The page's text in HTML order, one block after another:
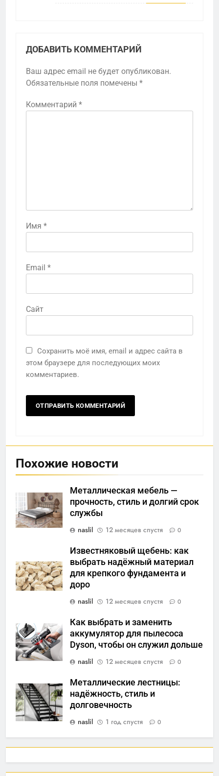
ДОБАВИТЬ КОММЕНТАРИЙ
Ваш адрес email не будет опубликован.
Обязательные поля помечены *
Комментарий *
Имя *
Email *
Сайт
Сохранить моё имя, email и адрес сайта в
этом браузере для последующих моих
комментариев.
Похожие новости
Металлическая мебель —
прочность, стиль и долгий срок
службы
naslil
12 месяцев спустя 0
Известняковый щебень: как
выбрать надёжный материал
для крепкого фундамента и
доро
naslil
12 месяцев спустя 0
Как выбрать и заменить
аккумулятор для пылесоса
Dyson, чтобы он служил дольше
naslil
12 месяцев спустя 0
Металлические лестницы:
надёжность, стиль и
долговечность
naslil
1 год спустя 0